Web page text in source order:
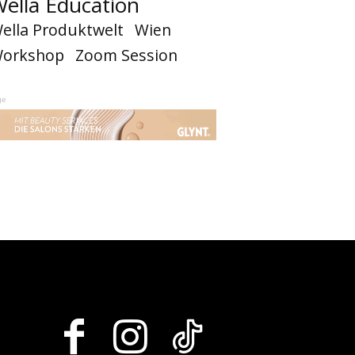
Produktwelt Wien
Zoom Session